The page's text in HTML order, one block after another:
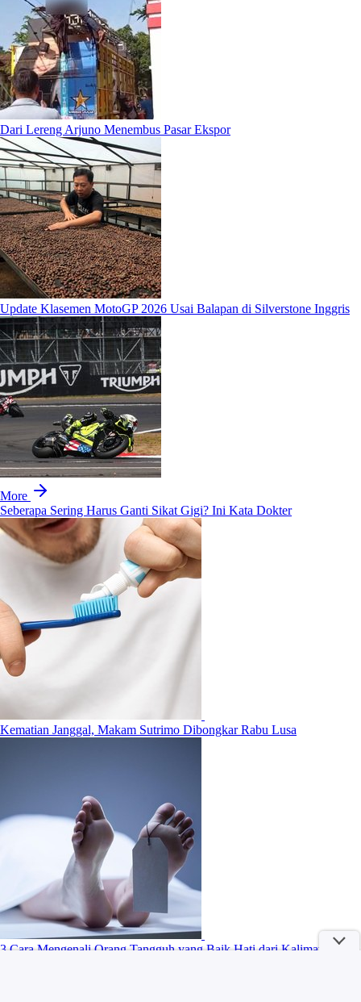
Dari Lereng Arjuno Menembus Pasar Ekspor
Update Klasemen MotoGP 2026 Usai Balapan di Silverstone Inggris
More
Seberapa Sering Harus Ganti Sikat Gigi? Ini Kata Dokter
Kematian Janggal, Makam Sutrimo Dibongkar Rabu Lusa
3 Cara Mengenali Orang Tangguh yang Baik Hati dari Kalimat Sehari-